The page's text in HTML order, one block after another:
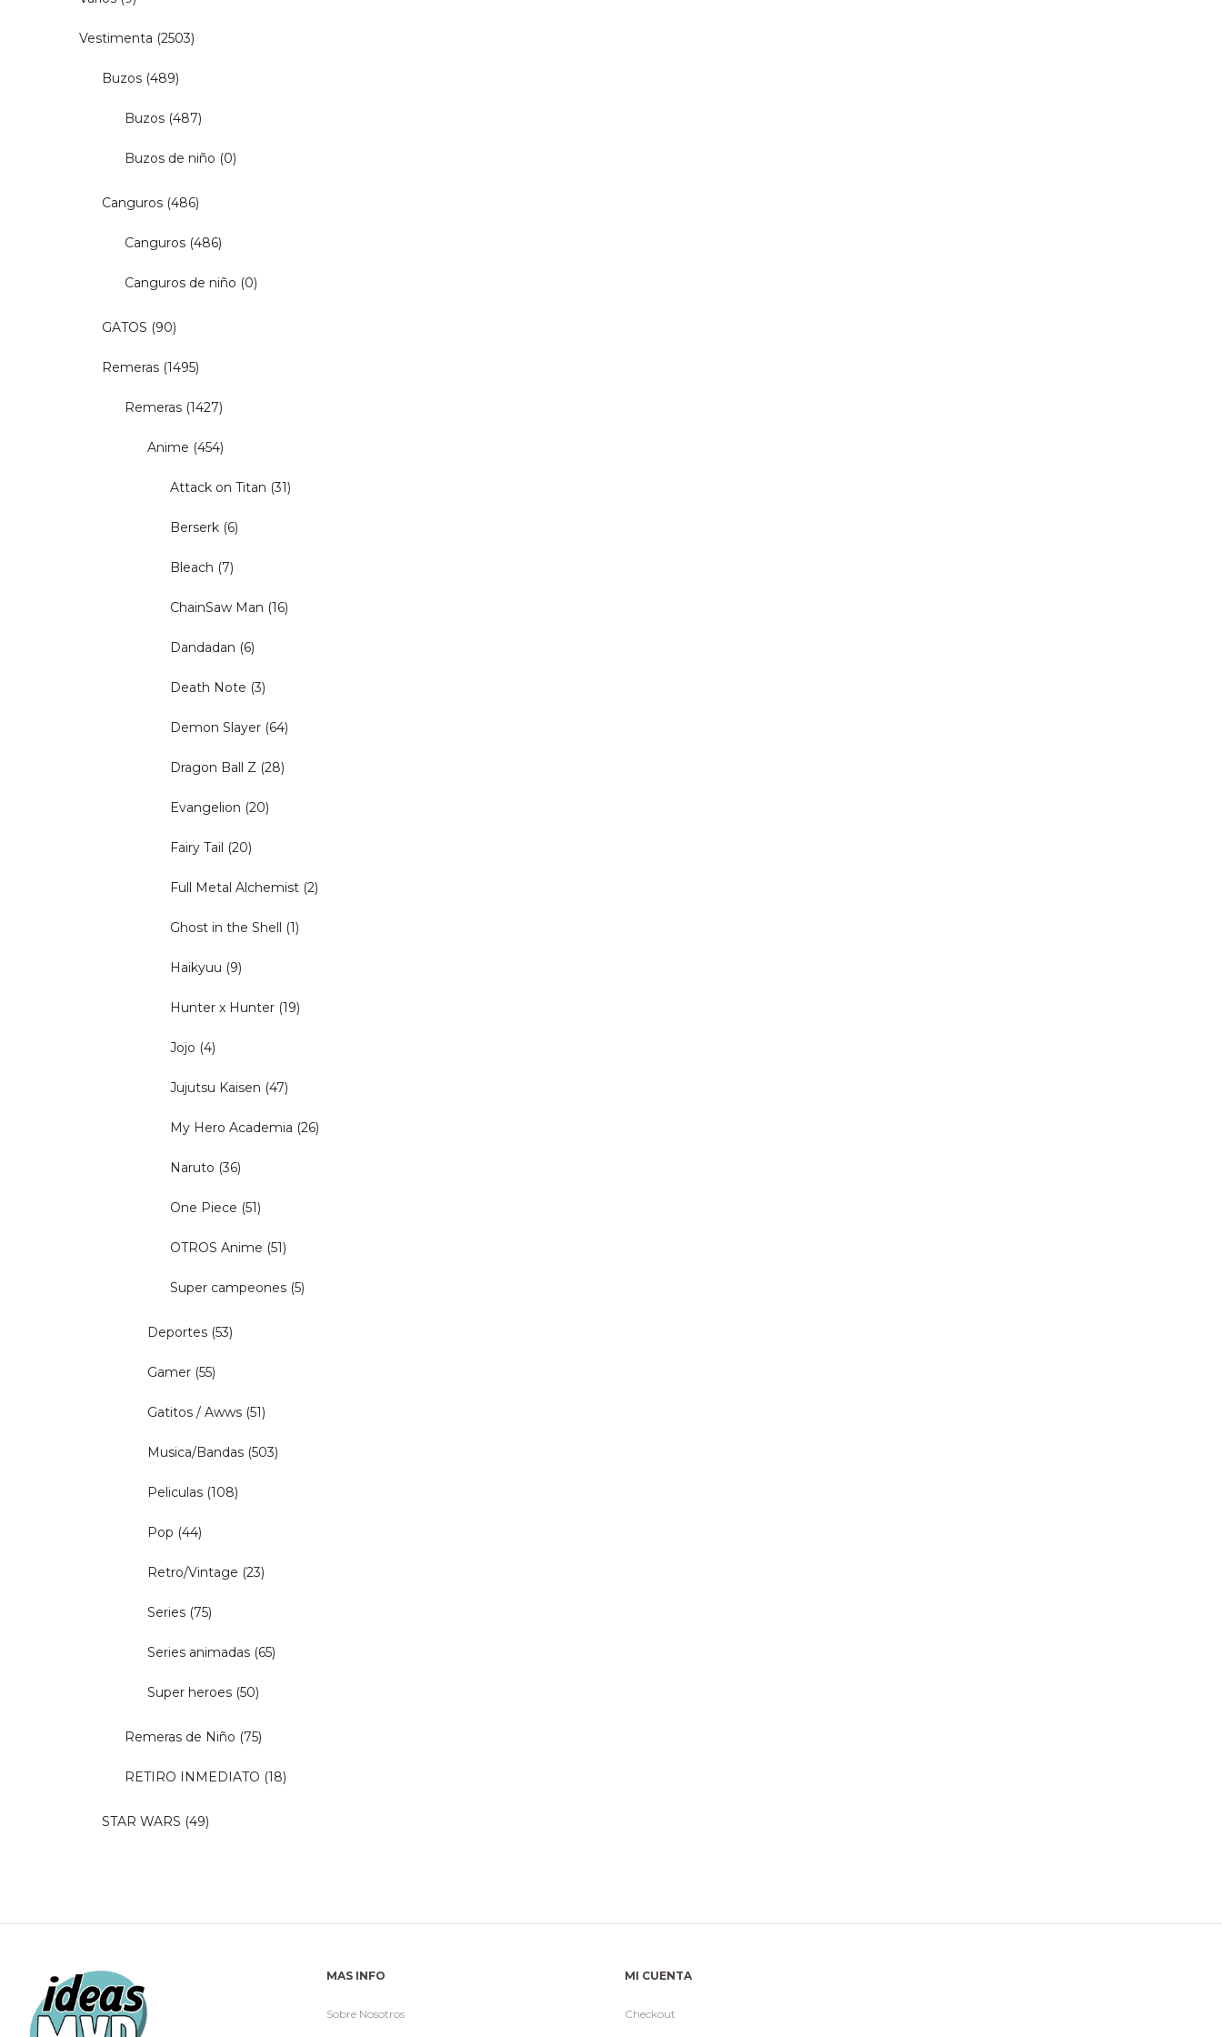
Vestimenta (2503)
Buzos (489)
Buzos (487)
Buzos de niño (0)
Canguros (486)
Canguros (486)
Canguros de niño (0)
GATOS (90)
Remeras (1495)
Remeras (1427)
Anime (454)
Attack on Titan (31)
Berserk (6)
Bleach (7)
ChainSaw Man (16)
Dandadan (6)
Death Note (3)
Demon Slayer (64)
Dragon Ball Z (28)
Evangelion (20)
Fairy Tail (20)
Full Metal Alchemist (2)
Ghost in the Shell (1)
Haikyuu (9)
Hunter x Hunter (19)
Jojo (4)
Jujutsu Kaisen (47)
My Hero Academia (26)
Naruto (36)
One Piece (51)
OTROS Anime (51)
Super campeones (5)
Deportes (53)
Gamer (55)
Gatitos / Awws (51)
Musica/Bandas (503)
Peliculas (108)
Pop (44)
Retro/Vintage (23)
Series (75)
Series animadas (65)
Super heroes (50)
Remeras de Niño (75)
RETIRO INMEDIATO (18)
STAR WARS (49)
MAS INFO
Sobre Nosotros
MI CUENTA
Checkout